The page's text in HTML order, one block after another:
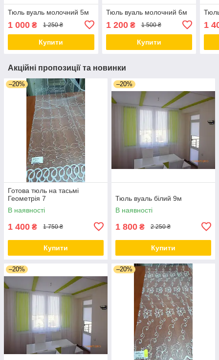
Тюль вуаль молочний 5м
1 000 ₴ 1 250 ₴
Купити
Тюль вуаль молочний 6м
1 200₴ 1 500 ₴
Купити
1
Акційні пропозиції та новинки
–20%
Готова тюль на тасьмі
Геометрія 7
В наявності
1 400 ₴ 1 750 ₴
Купити
–20%
Тюль вуаль білий 9м
В наявності
1 800 ₴ 2 250 ₴
Купити
–20% –20%